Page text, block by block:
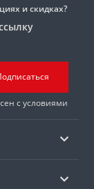
и скидках?
с условиями